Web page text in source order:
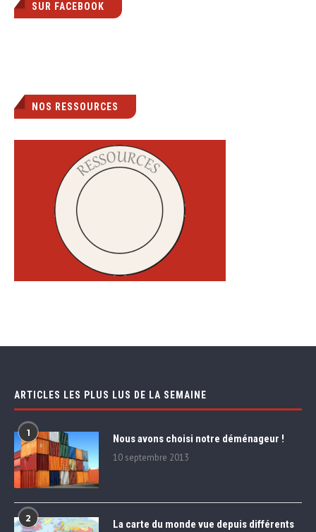
SUR FACEBOOK
NOS RESSOURCES
ARTICLES LES PLUS LUS DE LA SEMAINE
1 Nous avons choisi notre déménageur !
10 septembre 2013
2
La carte du monde vue depuis différents